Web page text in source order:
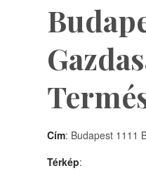
Cím: Budapest 1111
Térkép: